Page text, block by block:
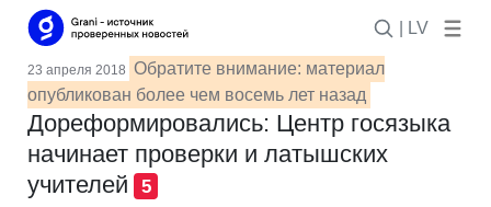
| LV
23 апреля 2018 Обратите внимание: материал
опубликован более чем восемь лет назад
Дореформировались: Центр госязыка
начинает проверки и латышских
учителей
5